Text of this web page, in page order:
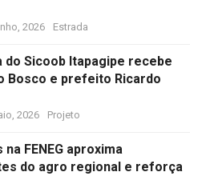
2026 Estrada
do Sicoob Itapagipe recebe
Bosco e prefeito Ricardo
2026 Projeto
FENEG aproxima
do agro regional e reforça